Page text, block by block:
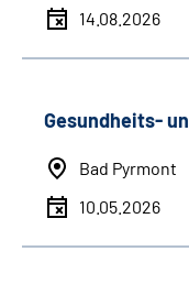
14.08.2026
Gesundheits-
Bad Pyrmont
10.05.2026